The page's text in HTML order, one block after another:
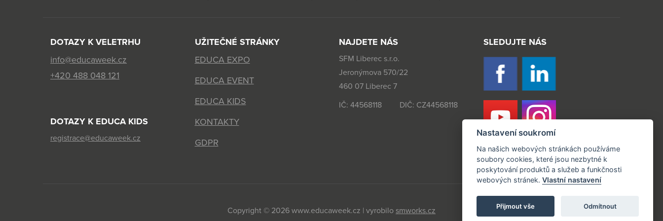
DOTAZY K VELETRHU
info@educaweek.cz
+420 488 048 121
DOTAZY K EDUCA KIDS
registrace@educaweek.cz
UŽITEČNÉ STRÁNKY
EDUCA EXPO
EDUCA EVENT
EDUCA KIDS
KONTAKTY
GDPR
NAJDETE NÁS
SFM Liberec s.r.o.
Jeronýmova 570/22
460 07 Liberec 7
IČ: 44568118 DIČ: CZ44568118
SLEDUJTE NÁS
Copyright © 2026 www.educaweek.cz | vyrobilo smworks.cz
Nastavení soukromí
Na našich webových stránkách používáme
soubory cookies, které jsou nezbytné k
poskytování produktů a služeb a funkčnosti
webových stránek. Vlastní nastavení
Přijmout vše Odmítnout